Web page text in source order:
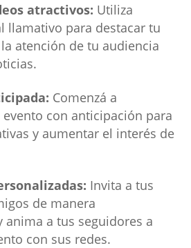
atractivos: Utiliza
llamativo para destacar tu
atención de tu audiencia
Comenzá a
con anticipación para
y aumentar el interés de
Invita a tus
de manera
anima a tus seguidores a
con sus redes.